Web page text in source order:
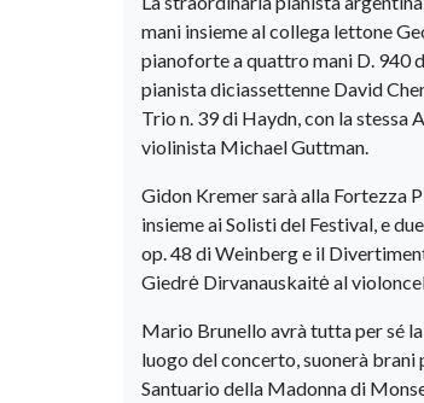
mani insieme al collega lettone
pianoforte a quattro mani D. 940
pianista diciassettenne David
Trio n. 39 di Haydn, con la stessa
violinista Michael Guttman.
Gidon Kremer sarà alla Fortezza
insieme ai Solisti del Festival, e
op. 48 di Weinberg e il
Giedrė Dirvanauskaitė al
Mario Brunello avrà tutta per sé
luogo del concerto, suonerà brani
Santuario della Madonna di